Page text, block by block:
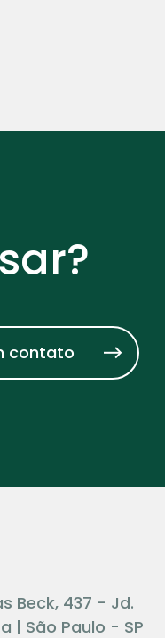
contato
Beck, 437 - Jd.
| São Paulo - SP